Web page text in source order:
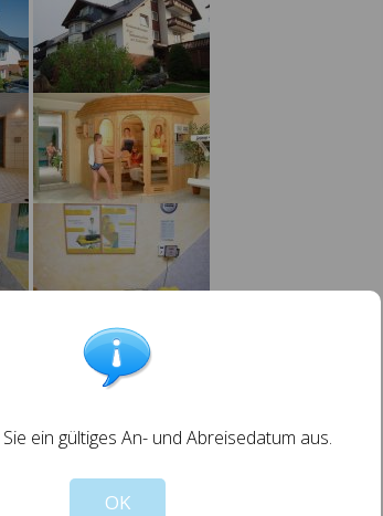
ein gültiges An- und Abreisedatum aus.
OK